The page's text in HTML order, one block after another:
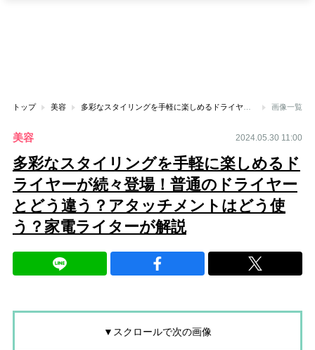
トップ 美容 画像一覧
美容 2024.05.30 11:00
多彩なスタイリングを手軽に楽しめるド
ライヤーが続々登場！普通のドライヤー
とどう違う？アタッチメントはどう使
う？家電ライターが解説
▼スクロールで次の画像